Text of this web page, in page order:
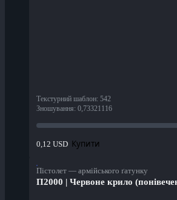
Текстурний шаблон: 542
Зношування: 0,73321116
0,12 USD Купити
Пістолет — армійського ґатунку
П2000 | Червоне крило